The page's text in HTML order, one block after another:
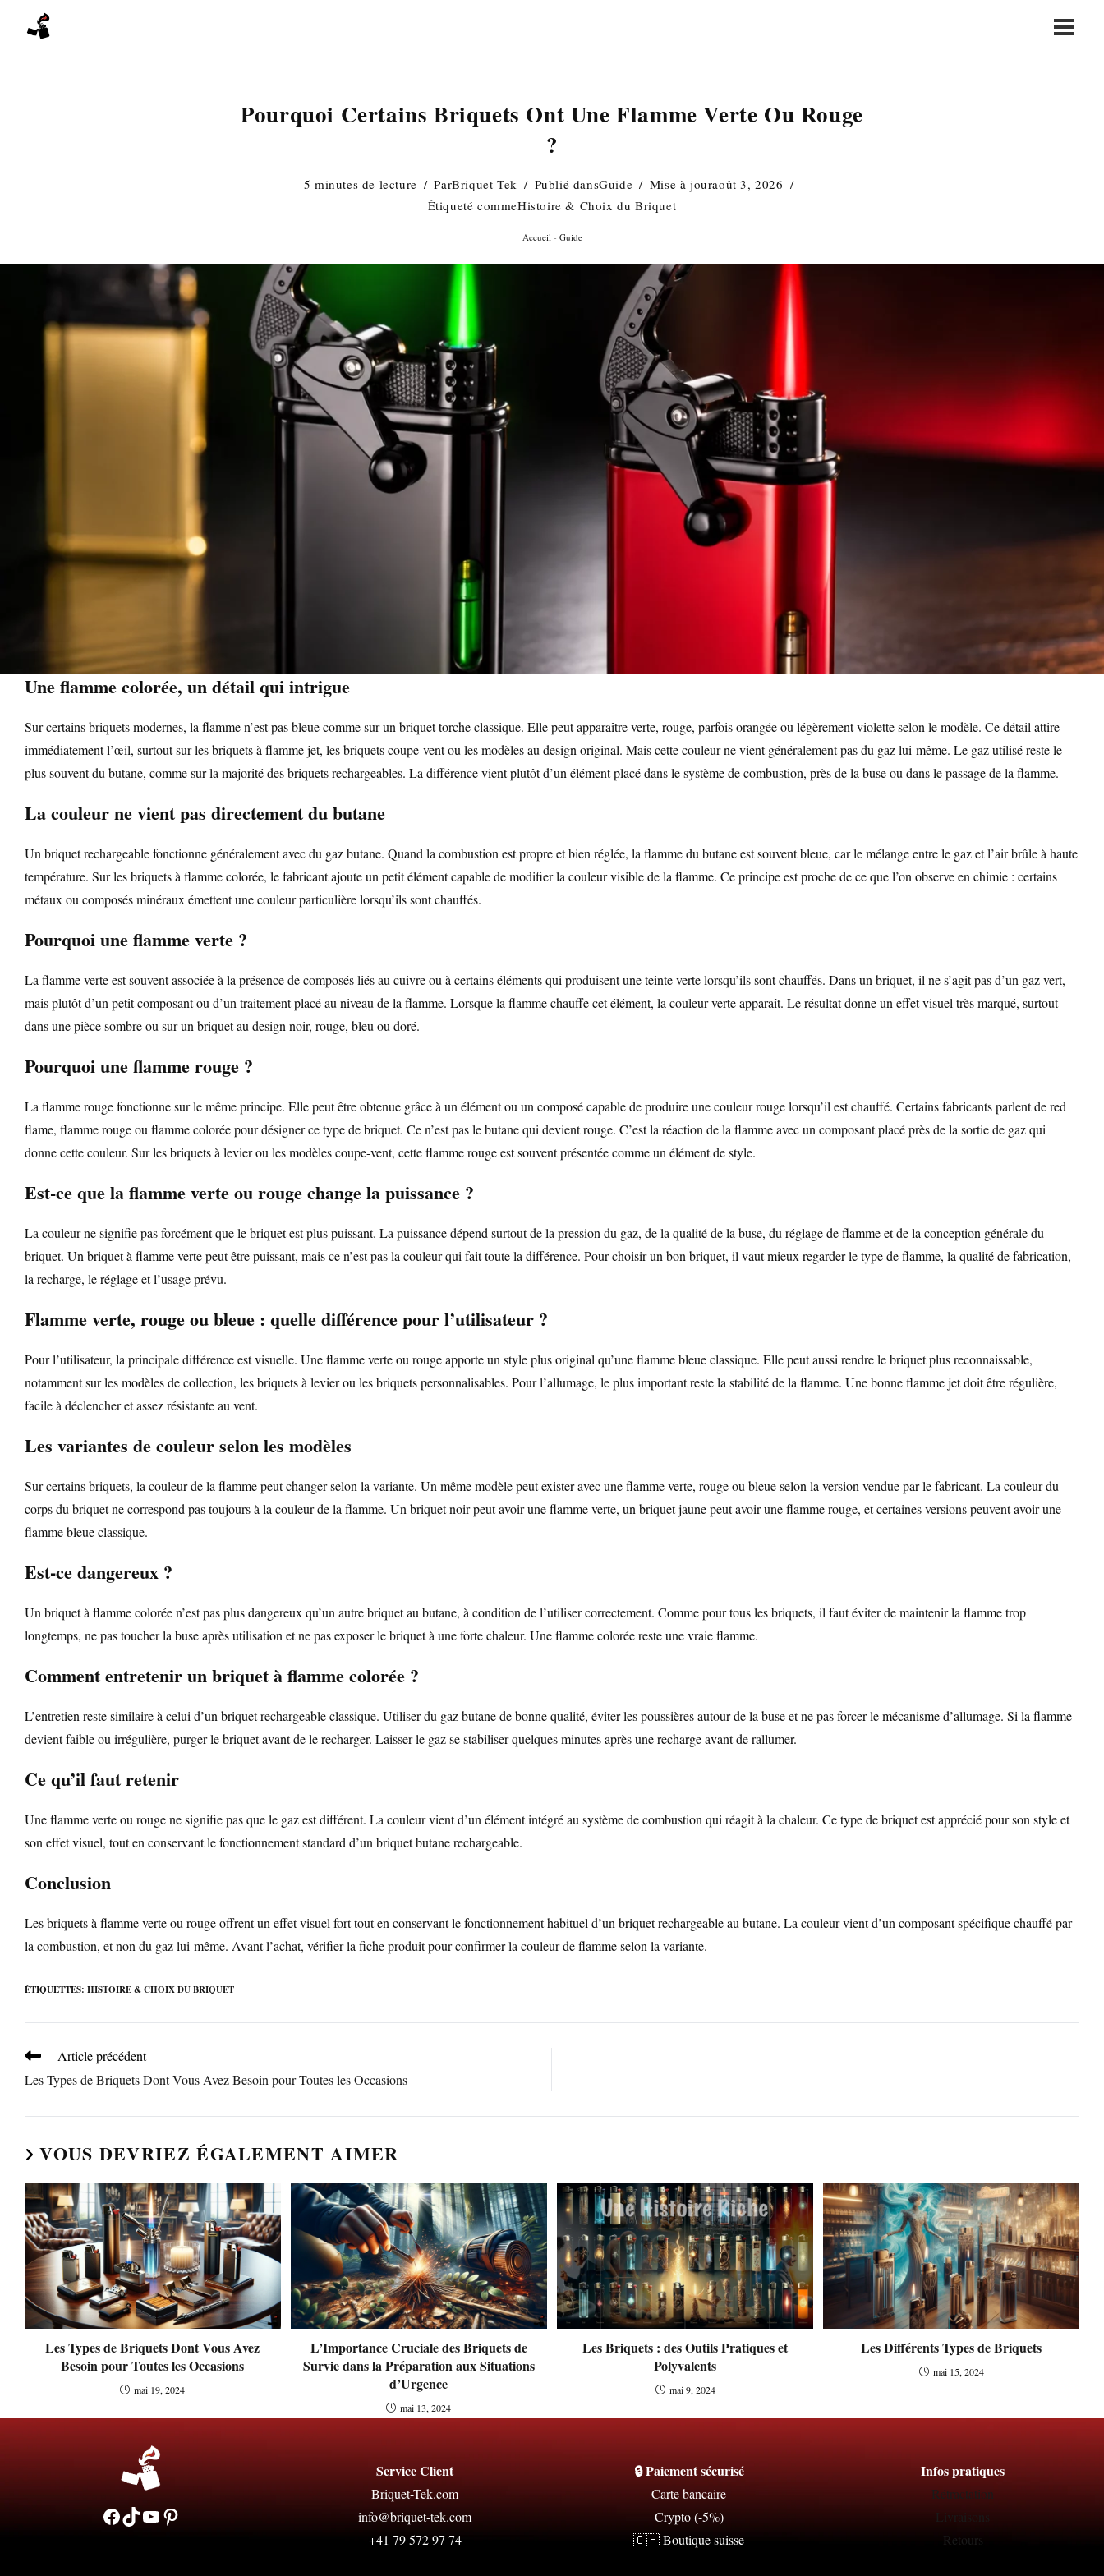
Main
Pourquoi Certains Briquets Ont Une Flamme Verte Ou Rouge
?
5 minutes de lecture ParBriquet-Tek Publié dansGuide Mise à jouraoût 3, 2026
Étiqueté commeHistoire & Choix du Briquet
Accueil- Guide
Une flamme colorée, un détail qui intrigue
Sur certains briquets modernes, la flamme n’est pas bleue comme sur un briquet torche classique. Elle peut apparaître verte, rouge, parfois orangée ou légèrement violette selon le modèle. Ce détail attire
immédiatement l’œil, surtout sur les briquets à flamme jet, les briquets coupe-vent ou les modèles au design original. Mais cette couleur ne vient généralement pas du gaz lui-même. Le gaz utilisé reste le
plus souvent du butane, comme sur la majorité des briquets rechargeables. La différence vient plutôt d’un élément placé dans le système de combustion, près de la buse ou dans le passage de la flamme.
La couleur ne vient pas directement du butane
Un briquet rechargeable fonctionne généralement avec du gaz butane. Quand la combustion est propre et bien réglée, la flamme du butane est souvent bleue, car le mélange entre le gaz et l’air brûle à haute
température. Sur les briquets à flamme colorée, le fabricant ajoute un petit élément capable de modifier la couleur visible de la flamme. Ce principe est proche de ce que l’on observe en chimie : certains
métaux ou composés minéraux émettent une couleur particulière lorsqu’ils sont chauffés.
Pourquoi une flamme verte ?
La flamme verte est souvent associée à la présence de composés liés au cuivre ou à certains éléments qui produisent une teinte verte lorsqu’ils sont chauffés. Dans un briquet, il ne s’agit pas d’un gaz vert,
mais plutôt d’un petit composant ou d’un traitement placé au niveau de la flamme. Lorsque la flamme chauffe cet élément, la couleur verte apparaît. Le résultat donne un effet visuel très marqué, surtout
dans une pièce sombre ou sur un briquet au design noir, rouge, bleu ou doré.
Pourquoi une flamme rouge ?
La flamme rouge fonctionne sur le même principe. Elle peut être obtenue grâce à un élément ou un composé capable de produire une couleur rouge lorsqu’il est chauffé. Certains fabricants parlent de red
flame, flamme rouge ou flamme colorée pour désigner ce type de briquet. Ce n’est pas le butane qui devient rouge. C’est la réaction de la flamme avec un composant placé près de la sortie de gaz qui
donne cette couleur. Sur les briquets à levier ou les modèles coupe-vent, cette flamme rouge est souvent présentée comme un élément de style.
Est-ce que la flamme verte ou rouge change la puissance ?
La couleur ne signifie pas forcément que le briquet est plus puissant. La puissance dépend surtout de la pression du gaz, de la qualité de la buse, du réglage de flamme et de la conception générale du
briquet. Un briquet à flamme verte peut être puissant, mais ce n’est pas la couleur qui fait toute la différence. Pour choisir un bon briquet, il vaut mieux regarder le type de flamme, la qualité de fabrication,
la recharge, le réglage et l’usage prévu.
Flamme verte, rouge ou bleue : quelle différence pour l’utilisateur ?
Pour l’utilisateur, la principale différence est visuelle. Une flamme verte ou rouge apporte un style plus original qu’une flamme bleue classique. Elle peut aussi rendre le briquet plus reconnaissable,
notamment sur les modèles de collection, les briquets à levier ou les briquets personnalisables. Pour l’allumage, le plus important reste la stabilité de la flamme. Une bonne flamme jet doit être régulière,
facile à déclencher et assez résistante au vent.
Les variantes de couleur selon les modèles
Sur certains briquets, la couleur de la flamme peut changer selon la variante. Un même modèle peut exister avec une flamme verte, rouge ou bleue selon la version vendue par le fabricant. La couleur du
corps du briquet ne correspond pas toujours à la couleur de la flamme. Un briquet noir peut avoir une flamme verte, un briquet jaune peut avoir une flamme rouge, et certaines versions peuvent avoir une
flamme bleue classique.
Est-ce dangereux ?
Un briquet à flamme colorée n’est pas plus dangereux qu’un autre briquet au butane, à condition de l’utiliser correctement. Comme pour tous les briquets, il faut éviter de maintenir la flamme trop
longtemps, ne pas toucher la buse après utilisation et ne pas exposer le briquet à une forte chaleur. Une flamme colorée reste une vraie flamme.
Comment entretenir un briquet à flamme colorée ?
L’entretien reste similaire à celui d’un briquet rechargeable classique. Utiliser du gaz butane de bonne qualité, éviter les poussières autour de la buse et ne pas forcer le mécanisme d’allumage. Si la flamme
devient faible ou irrégulière, purger le briquet avant de le recharger. Laisser le gaz se stabiliser quelques minutes après une recharge avant de rallumer.
Ce qu’il faut retenir
Une flamme verte ou rouge ne signifie pas que le gaz est différent. La couleur vient d’un élément intégré au système de combustion qui réagit à la chaleur. Ce type de briquet est apprécié pour son style et
son effet visuel, tout en conservant le fonctionnement standard d’un briquet butane rechargeable.
Conclusion
Les briquets à flamme verte ou rouge offrent un effet visuel fort tout en conservant le fonctionnement habituel d’un briquet rechargeable au butane. La couleur vient d’un composant spécifique chauffé par
la combustion, et non du gaz lui-même. Avant l’achat, vérifier la fiche produit pour confirmer la couleur de flamme selon la variante.
ÉTIQUETTES: HISTOIRE & CHOIX DU BRIQUET
Read
articles
Article précédent
Les Types de Briquets Dont Vous Avez Besoin pour Toutes les Occasions
VOUS DEVRIEZ ÉGALEMENT AIMER
Les Types de Briquets Dont Vous Avez
Besoin pour Toutes les Occasions
mai 19, 2024
L’Importance Cruciale des Briquets de
Survie dans la Préparation aux Situations
d’Urgence
mai 13, 2024
Les Briquets : des Outils Pratiques et
Polyvalents
mai 9, 2024
Les Différents Types de Briquets
mai 15, 2024
Facebook
TikTokYouTubePinterest
Service Client
Briquet-Tek.com
info@briquet-tek.com
+41 79 572 97 74
🔒 Paiement sécurisé
Carte bancaire
Crypto (-5%)
🇨🇭 Boutique suisse
Infos pratiques
Rétractation
Retours